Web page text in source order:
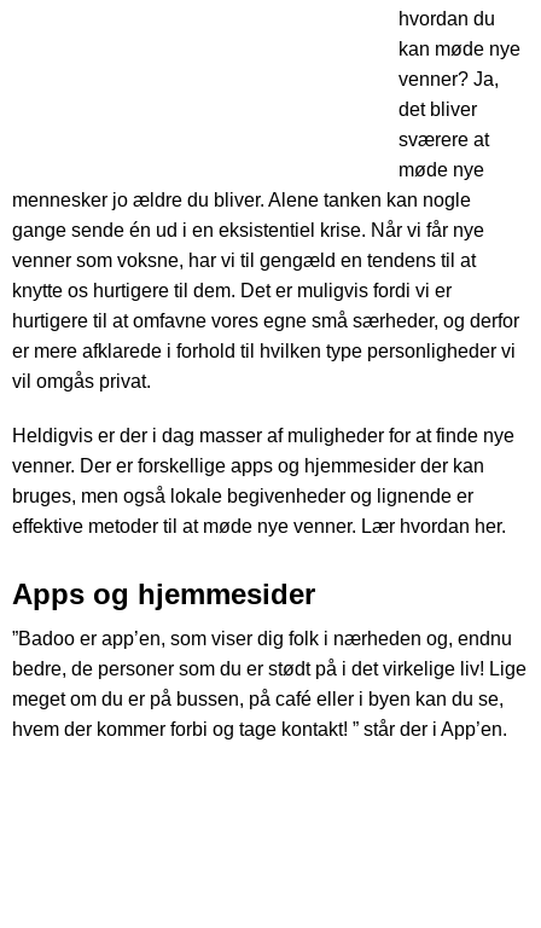
hvordan du
kan møde nye
venner? Ja,
det bliver
sværere at
møde nye
mennesker jo ældre du bliver. Alene tanken kan nogle
gange sende én ud i en eksistentiel krise. Når vi får nye
venner som voksne, har vi til gengæld en tendens til at
knytte os hurtigere til dem. Det er muligvis fordi vi er
hurtigere til at omfavne vores egne små særheder, og derfor
er mere afklarede i forhold til hvilken type personligheder vi
vil omgås privat.
Heldigvis er der i dag masser af muligheder for at finde nye
venner. Der er forskellige apps og hjemmesider der kan
bruges, men også lokale begivenheder og lignende er
effektive metoder til at møde nye venner. Lær hvordan her.
Apps og hjemmesider
”Badoo er app’en, som viser dig folk i nærheden og, endnu
bedre, de personer som du er stødt på i det virkelige liv! Lige
meget om du er på bussen, på café eller i byen kan du se,
hvem der kommer forbi og tage kontakt! ” står der i App’en.